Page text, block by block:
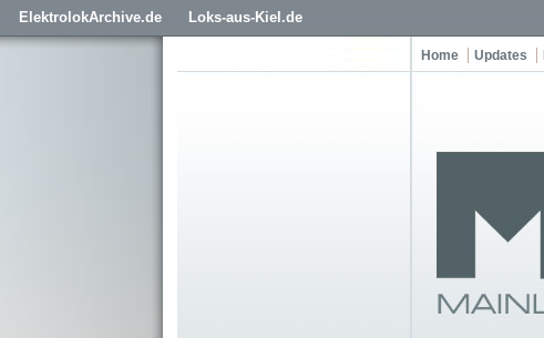
ElektrolokArchive.de Loks-aus-Kiel.de
Home Updates